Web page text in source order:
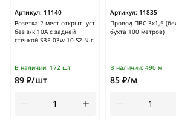
Артикул: 11140
Розетка 2-мест открыт. уст
без з/к 10А с задней
стенкой SBE-03w-10-S2-N-c
В наличии: 172 шт
89 ₽/шт
Артикул: 11835
Провод ПВС 3х1,5
бухта 100 метров)
В наличии: 490 м
85 ₽/м